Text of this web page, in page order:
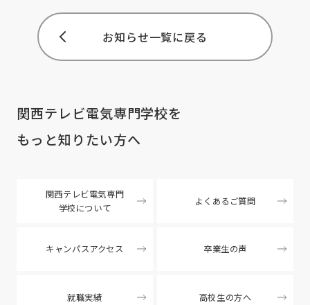
お知らせ一覧に戻る
関西テレビ電気専門学校を
もっと知りたい方へ
関西テレビ電気専門
学校について
よくあるご質問
キャンパスアクセス 卒業生の声
就職実績 高校生の方へ